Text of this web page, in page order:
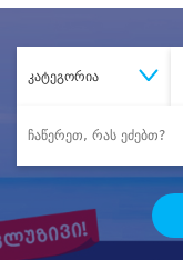
კატეგორია